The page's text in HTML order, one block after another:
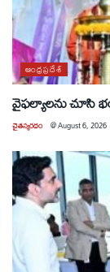
ఆంధ్రప్రదేశ్
వైఫల్యాలను చూసి
చైతన్యరధం @August 6, 2026